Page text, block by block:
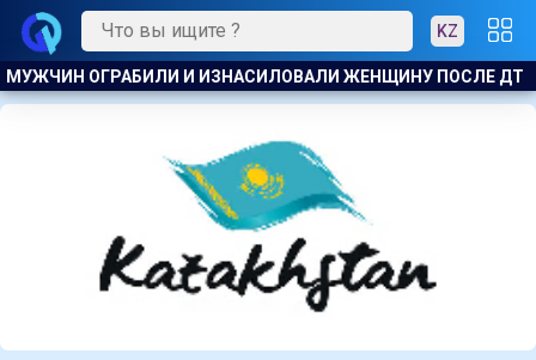
KZ
ПОСЛЕ ДТП В АКТАУ ПРЕДПРИНИМАТЕЛЯ